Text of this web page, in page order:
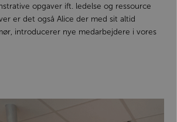
opgaver ift. ledelse og ressource
er det også Alice der med sit altid
introducerer nye medarbejdere i vores